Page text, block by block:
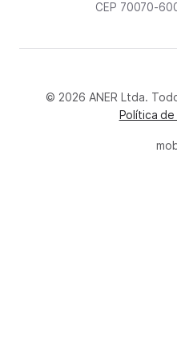
CEP 70070-
© 2026 ANER Ltda.
Política